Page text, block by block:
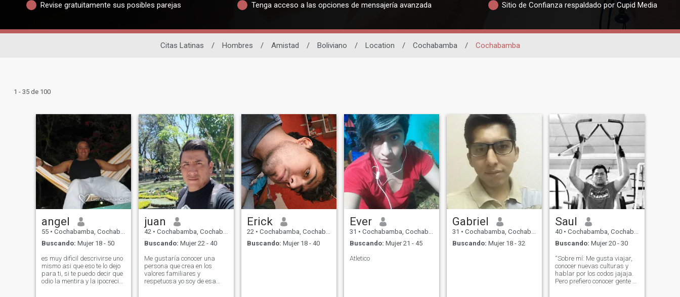
Revise gratuitamente sus posibles parejas Tenga acceso a las opciones de mensajería avanzada Sitio de Confianza respaldado por Cupid Media
Citas Latinas / Hombres / Amistad / Boliviano / Location / Cochabamba / Cochabamba
1 - 35 de 100
angel
55 • Cochabamba, Cochabamba, Bolivia
Buscando: Mujer 18 - 50
es muy dificil descrivirse uno
mismo asi que eso te lo dejo
para ti, si te puedo decir que
odio la mentira y la ipocrecia
juan
42 • Cochabamba, Cochabamba, Bolivia
Buscando: Mujer 22 - 40
Me gustaría conocer una
persona que crea en los
valores familiares y
respetuosa yo soy de esa
Erick
22 • Cochabamba, Cochabamba, Bolivia
Buscando: Mujer 18 - 40
Ever
31 • Cochabamba, Cochabamba, Bolivia
Buscando: Mujer 21 - 45
Atletico
Gabriel
31 • Cochabamba, Cochabamba, Bolivia
Buscando: Mujer 18 - 32
Saul
40 • Cochabamba, Cochabamba, Bolivia
Buscando: Mujer 20 - 30
“Sobre mí: Me gusta viajar,
conocer nuevas culturas y
hablar por los codos jajaja.
Pero prefiero conocer gente y